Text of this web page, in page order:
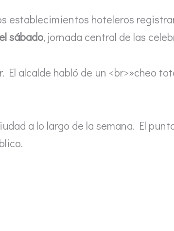
establecimientos hoteleros
sábado, jornada central de las
alcalde habló de un <br>»cheo
a lo largo de la semana. El